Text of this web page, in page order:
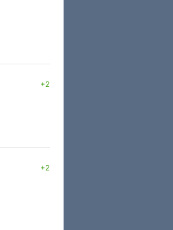
+2
+2